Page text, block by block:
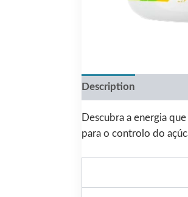
Description
Descubra a energia
para o controlo do